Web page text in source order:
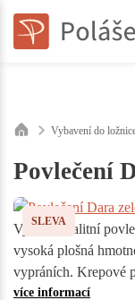
Vybavení do
Povlečení
SLEVA
Vysoce kvalitní
vysoká plošná
vypráních. Krepové
více informací